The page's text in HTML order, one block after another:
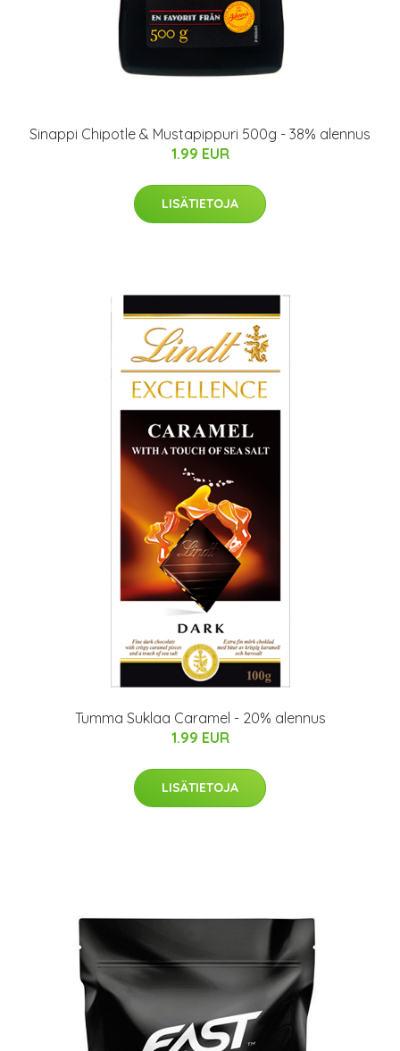
Sinappi Chipotle & Mustapippuri 500g - 38% alennus
1.99 EUR
LISÄTIETOJA
Tumma Suklaa Caramel - 20% alennus
1.99 EUR
LISÄTIETOJA